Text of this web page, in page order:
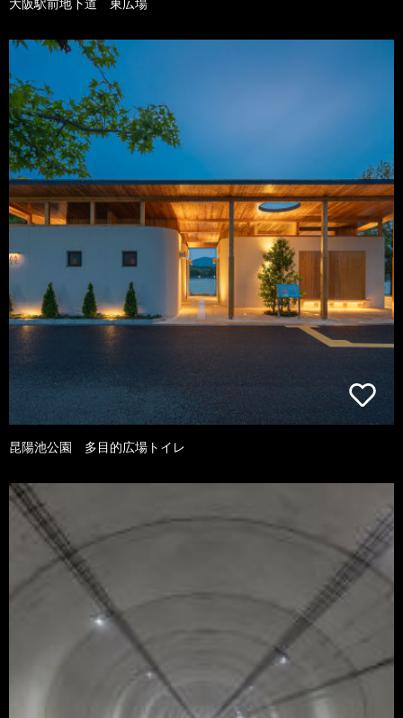
昆陽池公園 多目的広場トイレ